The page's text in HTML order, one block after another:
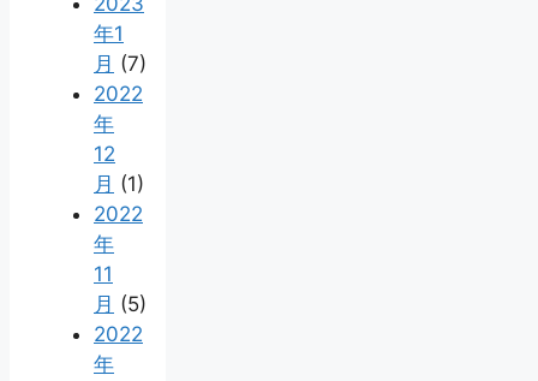
年1
月 (7)
2022
年
12
月 (1)
2022
年
11
月 (5)
2022
年